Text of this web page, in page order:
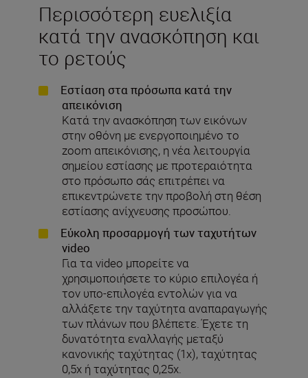
Περισσότερη ευελιξία
κατά την ανασκόπηση και
το ρετούς
Εστίαση στα πρόσωπα κατά την
απεικόνιση
Κατά την ανασκόπηση των εικόνων
στην οθόνη με ενεργοποιημένο το
zoom απεικόνισης, η νέα λειτουργία
σημείου εστίασης με προτεραιότητα
στο πρόσωπο σάς επιτρέπει να
επικεντρώνετε την προβολή στη θέση
εστίασης ανίχνευσης προσώπου.
Εύκολη προσαρμογή των ταχυτήτων
video
Για τα video μπορείτε να
χρησιμοποιήσετε το κύριο επιλογέα ή
τον υπο-επιλογέα εντολών για να
αλλάξετε την ταχύτητα αναπαραγωγής
των πλάνων που βλέπετε. Έχετε τη
δυνατότητα εναλλαγής μεταξύ
κανονικής ταχύτητας (1x), ταχύτητας
0,5x ή ταχύτητας 0,25x.